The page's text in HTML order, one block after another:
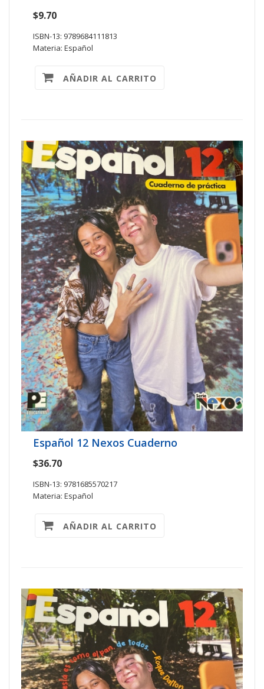
$9.70
ISBN-13: 9789684111813
Materia: Español
AÑADIR AL CARRITO
Español 12 Nexos Cuaderno
$36.70
ISBN-13: 9781685570217
Materia: Español
AÑADIR AL CARRITO